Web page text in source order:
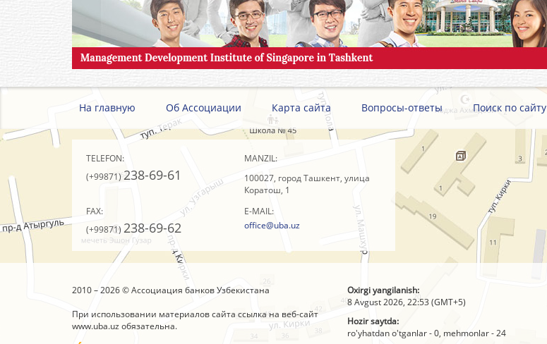
На главную Об Ассоциации Карта сайта Вопросы-ответы Поиск по сайту
TELEFON:
(+99871)238-69-61
MANZIL:
100027, город Ташкент, улица
Коратош, 1
FAX:
(+99871) 238-69-62
E-MAIL:
office@uba.uz
2010 – 2026 © Ассоциация банков Узбекистана
При использовании материалов сайта ссылка на веб-сайт
www.uba.uz обязательна.
Oxirgi yangilanish:
8 Avgust 2026, 22:53 (GMT+5)
Hozir saytda:
ro'yhatdan o'tganlar - 0, mehmonlar - 24